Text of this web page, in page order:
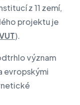
z 11 zemí,
projektu je
).
význam
evropskými